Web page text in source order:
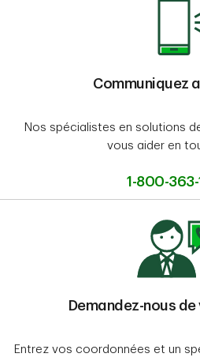
Communiquez
Nos spécialistes en solutions
vous aider en
1-800-363-
Demandez-nous
Entrez vos coordonnées et un